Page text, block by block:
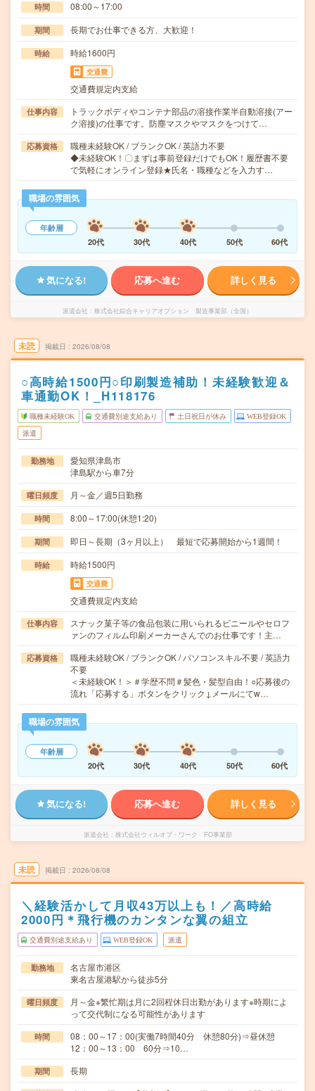
時間 08:00～17:00
期間 長期でお仕事できる方、大歓迎！
時給 時給1600円
交通費
交通費規定内支給
仕事内容
トラックボディやコンテナ部品の溶接作業半自動溶接(アー
ク溶接)の仕事です。防塵マスクやマスクをつけて…
応募資格
職種未経験OK / ブランクOK / 英語力不要
◆未経験OK！〇まずは事前登録だけでもOK！履歴書不要
で気軽にオンライン登録★氏名・職種などを入力す…
職場の雰囲気
年齢層
20代
30代 40代 50代 60代
気になる! 応募へ進む 詳しく見る
派遣会社 株式会社綜合キャリアオプション 製造事業部（全国）
未読 掲載日 2026/08/08
○高時給1500円○印刷製造補助！未経験歓迎＆
車通勤OK！_H118176
職種未経験OK 交通費別途支給あり 土日祝日が休み WEB登録OK
派遣
勤務地
愛知県津島市
津島駅から車7分
曜日頻度 月～金／週5日勤務
時間 8:00～17:00(休憩1:20)
期間 即日～長期（3ヶ月以上） 最短で応募開始から1週間！
時給 時給1500円
交通費
交通費規定内支給
仕事内容
スナック菓子等の食品包装に用いられるビニールやセロフ
ァンのフィルム印刷メーカーさんでのお仕事です！主…
応募資格
職種未経験OK / ブランクOK / パソコンスキル不要 / 英語力
不要
＜未経験OK！＞＃学歴不問＃髪色・髪型自由！○応募後の
流れ「応募する」ボタンをクリック↓メールにてw…
職場の雰囲気
年齢層
20代
30代 40代 50代 60代
気になる! 応募へ進む 詳しく見る
派遣会社 株式会社ウィルオブ・ワーク FO事業部
未読 掲載日 2026/08/08
＼経験活かして月収43万以上も！／高時給
2000円＊飛行機のカンタンな翼の組立
交通費別途支給あり WEB登録OK 派遣
勤務地
名古屋市港区
東名古屋港駅から徒歩5分
曜日頻度
月～金※繁忙期は月に2回程休日出勤があります※時期によ
って交代制になる可能性があります
時間
08：00～17：00(実働7時間40分 休憩80分)⇒昼休憩
12：00～13：00 60分⇒10…
期間 長期